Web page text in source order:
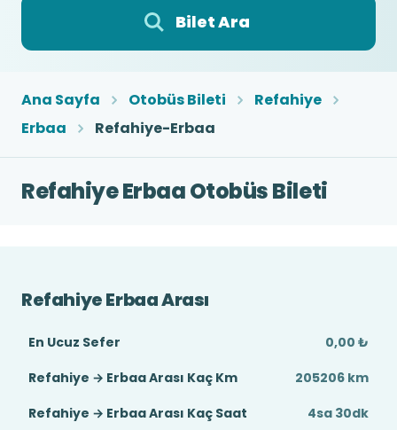
Bilet Ara
Ana Sayfa Otobüs Bileti
Refahiye
Erbaa
Refahiye-Erbaa
Refahiye Erbaa Otobüs Bileti
Refahiye Erbaa Arası
En Ucuz Sefer
0,00 ₺
Refahiye → Erbaa Arası Kaç Km
205206 km
Refahiye → Erbaa Arası Kaç Saat
4sa 30dk